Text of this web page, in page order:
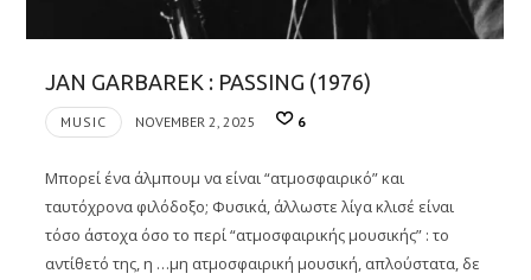
JAN GARBAREK : PASSING (1976)
MUSIC NOVEMBER 2, 2025 6
Μπορεί ένα άλμπουμ να είναι “ατμοσφαιρικό” και
ταυτόχρονα φιλόδοξο; Φυσικά, άλλωστε λίγα κλισέ είναι
τόσο άστοχα όσο το περί “ατμοσφαιρικής μουσικής” : το
αντίθετό της, η …μη ατμοσφαιρική μουσική, απλούστατα, δε